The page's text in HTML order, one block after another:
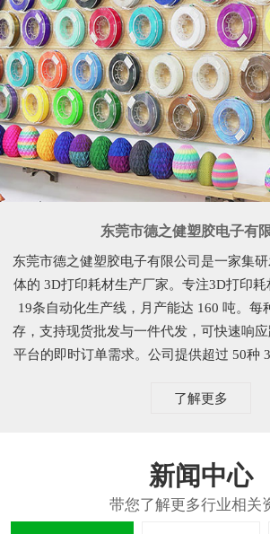
东莞市德之健塑胶电子有
东莞市德之健塑胶电子有限公司是一家集
体的 3D打印耗材生产厂家。专注3D打印
19条自动化生产线，月产能达 160 吨。每
存，支持现货批发与一件代发，可快速响
平台的即时订单需求。公司提供超过 50种
了解更多
新闻中心